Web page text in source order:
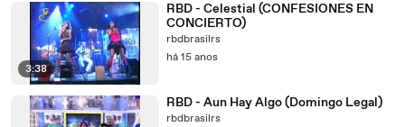
3:38
RBD - Celestial (CONFESIONES EN
CONCIERTO)
rbdbrasilrs
há 15 anos
RBD - Aun Hay Algo (Domingo Legal)
rbdbrasilrs